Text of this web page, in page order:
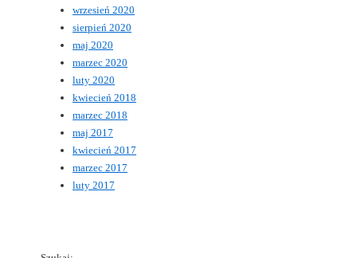
wrzesień 2020
sierpień 2020
maj 2020
marzec 2020
luty 2020
kwiecień 2018
marzec 2018
maj 2017
kwiecień 2017
marzec 2017
luty 2017